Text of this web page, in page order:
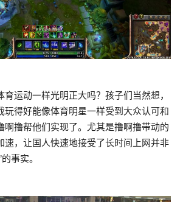
运动一样光明正大吗？孩子们当然想，
玩得好能像体育明星一样受到大众认可和
啊撸帮他们实现了。尤其是撸啊撸带动的
速，让国人快速地接受了长时间上网并非
事实。